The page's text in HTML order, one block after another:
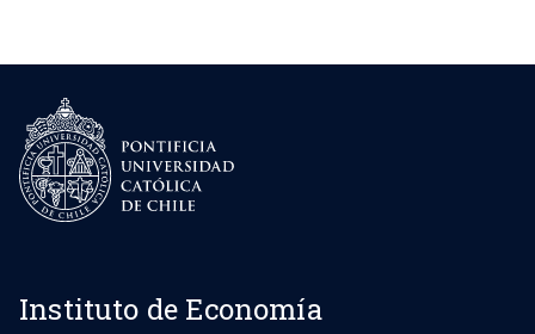
Instituto de Economía